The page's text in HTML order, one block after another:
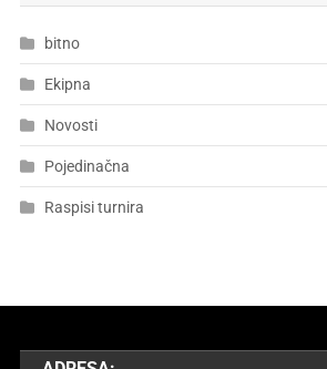
bitno
Ekipna
Novosti
Pojedinačna
Raspisi turnira